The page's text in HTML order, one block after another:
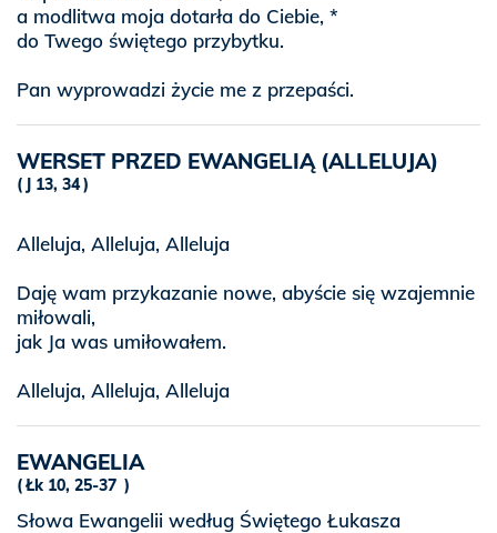
a modlitwa moja dotarła do Ciebie, *
do Twego świętego przybytku.
Pan wyprowadzi życie me z przepaści.
WERSET PRZED EWANGELIĄ (ALLELUJA)
J 13, 34
Alleluja, Alleluja, Alleluja
Daję wam przykazanie nowe, abyście się wzajemnie
miłowali,
jak Ja was umiłowałem.
Alleluja, Alleluja, Alleluja
EWANGELIA
Łk 10, 25-37
Słowa Ewangelii według Świętego Łukasza